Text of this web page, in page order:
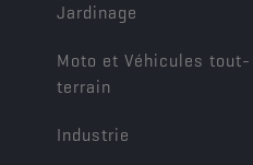
Jardinage
Moto et Véhicules tout-
terrain
Industrie